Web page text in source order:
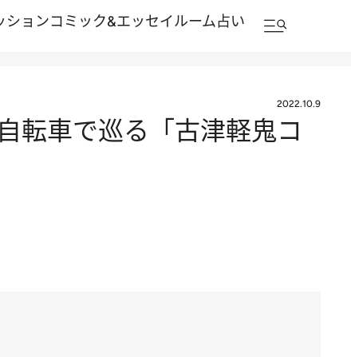
ションコミック&エッセイルーム占い
2022.10.9
転車で巡る「古津軽鬼コ